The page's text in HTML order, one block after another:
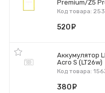
Premium/Z5
Код товара:
520
Аккумулятор
Acro S (LT26w)
Код товара:
380